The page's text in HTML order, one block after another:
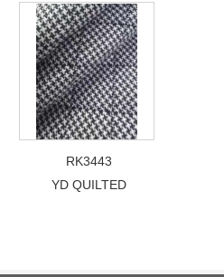
RK3443
YD QUILTED